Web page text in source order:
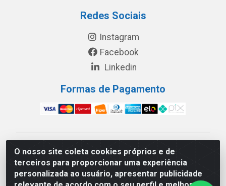
O nosso site coleta cookies próprios e de
terceiros para proporcionar uma experiência
personalizada ao usuário, apresentar publicidade
Redes Sociais
Instagram
Facebook
Linkedin
Formas de Pagamento
América Latina Indústria e Comércio de Vidros LTDA -
CNPJ 19.813.045/0001-03 - Rua Carlos Drummond de
Andrade, 151 Núcleo Industrial III – Cascavel/PR - CEP
85.811-530